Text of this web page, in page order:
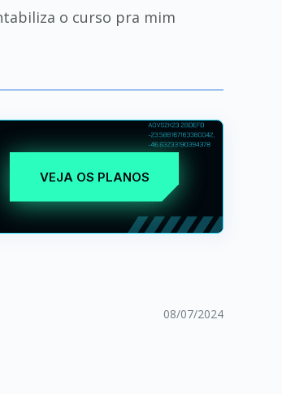
o curso pra mim
VEJA OS PLANOS
08/07/2024